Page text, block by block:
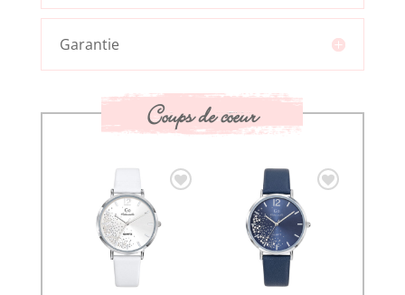
Garantie
Coups de coeur